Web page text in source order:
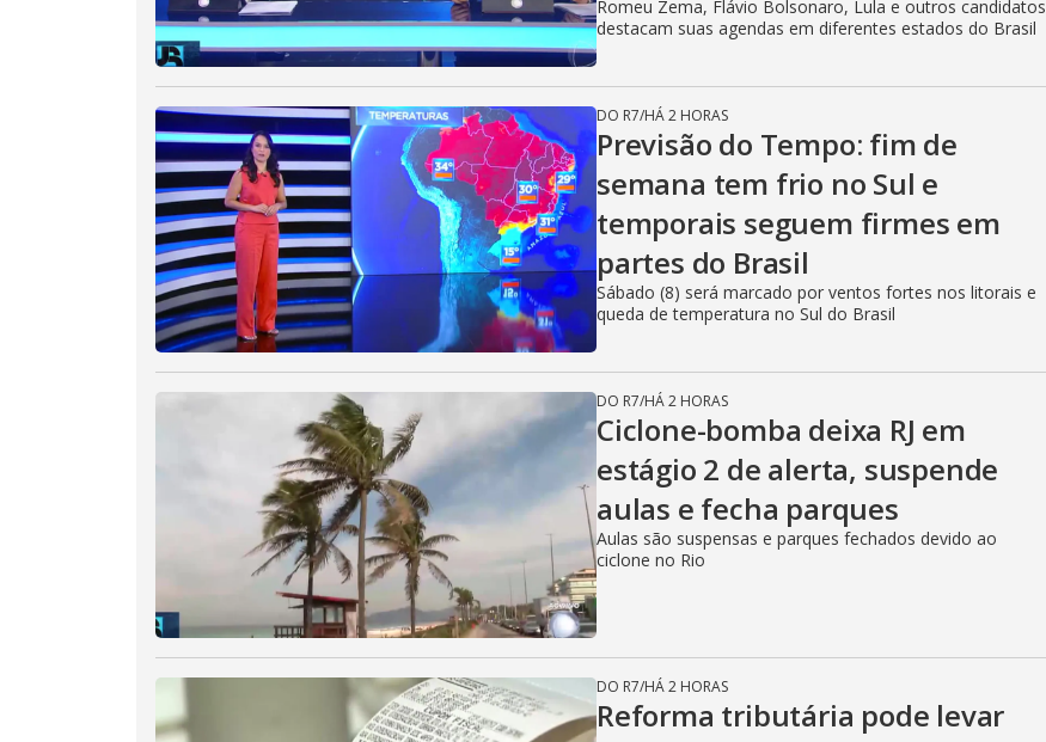
Romeu Zema, Flávio Bolsonaro, Lula e outros candidatos
destacam suas agendas em diferentes estados do Brasil
DO R7/HÁ 2 HORAS
Previsão do Tempo: fim de
semana tem frio no Sul e
temporais seguem firmes em
partes do Brasil
Sábado (8) será marcado por ventos fortes nos litorais e
queda de temperatura no Sul do Brasil
DO R7/HÁ 2 HORAS
Ciclone-bomba deixa RJ em
estágio 2 de alerta, suspende
aulas e fecha parques
Aulas são suspensas e parques fechados devido ao
ciclone no Rio
DO R7/HÁ 2 HORAS
Reforma tributária pode levar